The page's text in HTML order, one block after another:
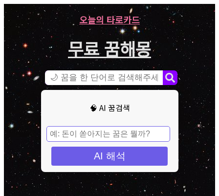
오늘의 타로카드
무료 꿈해몽
🧠 AI 꿈검색
AI 해석